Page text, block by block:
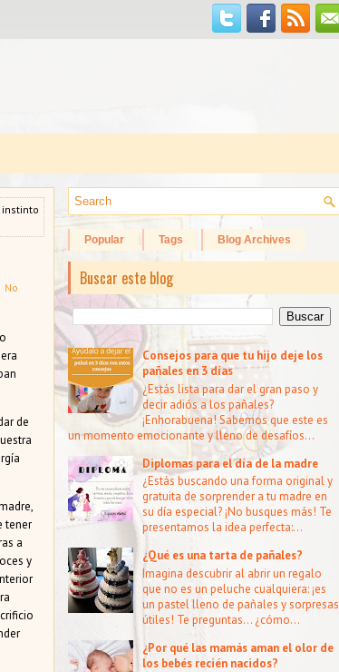
instinto
No
de
tener
a
y
Popular Tags Blog Archives
Buscar este blog
Consejos para que tu hijo deje los
pañales en 3 días
¿Estás lista para dar el gran paso y
decir adiós a los pañales?
¡Enhorabuena! Sabemos que este es
un momento emocionante y lleno de desafíos...
Diplomas para el día de la madre
¿Estás buscando una forma original y
gratuita de sorprender a tu madre en
su día especial? ¡No busques más! Te
presentamos la idea perfecta:...
¿Qué es una tarta de pañales?
Imagina descubrir al abrir un regalo
que no es un peluche cualquiera: ¡es
un pastel lleno de pañales y sorpresas
útiles! Te preguntas… ¿cómo...
¿Por qué las mamás aman el olor de
los bebés recién nacidos?